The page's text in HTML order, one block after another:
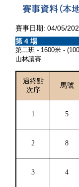
賽事日期: 04/05/
第 4 場
第二班 - 1600米 -
山林讓賽
過終點
次序
馬號
1 5
2 8
3 4